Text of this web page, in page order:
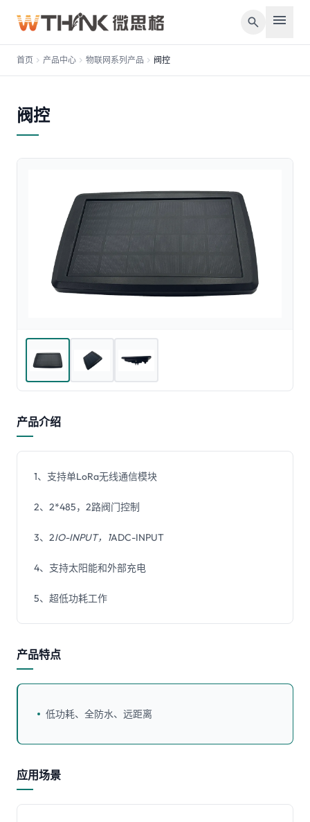
search menu
首页 chevron_right 产品中心 chevron_right 物联网系列产品 chevron_right 阀控
阀控
产品介绍
1、支持单LoRa无线通信模块
2、2*485，2路阀门控制
3、2IO-INPUT，1ADC-INPUT
4、支持太阳能和外部充电
5、超低功耗工作
产品特点
低功耗、全防水、远距离
应用场景